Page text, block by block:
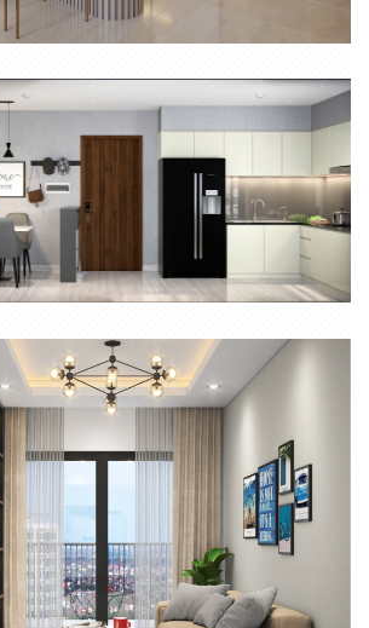
NỘI THẤT CĂN HỘ HAPPY ONE CENTRAL